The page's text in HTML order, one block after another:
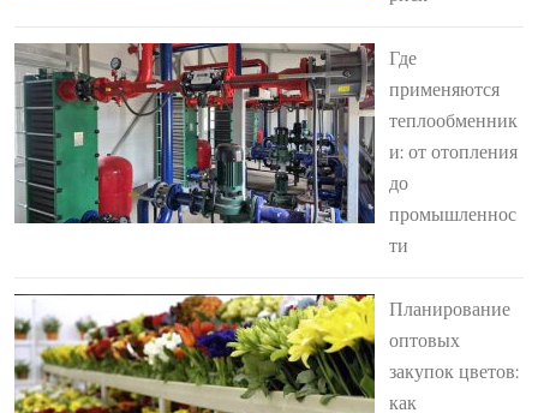
Где
применяются
теплообменник
и: от отопления
до
промышленнос
ти
Планирование
оптовых
закупок цветов:
как